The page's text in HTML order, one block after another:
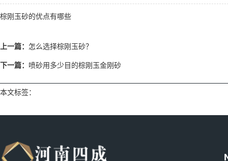
棕刚玉砂的优点有哪些
上一篇： 怎么选择棕刚玉砂？
下一篇： 喷砂用多少目的棕刚玉金刚砂
本文标签：